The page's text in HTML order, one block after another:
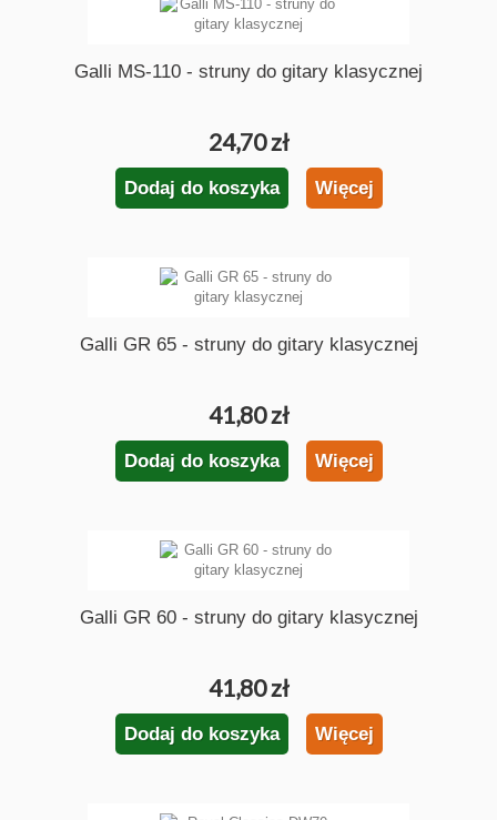
Galli MS-110 - struny do gitary klasycznej
24,70 zł
Dodaj do koszyka Więcej
Galli GR 65 - struny do gitary klasycznej
41,80 zł
Dodaj do koszyka Więcej
Galli GR 60 - struny do gitary klasycznej
41,80 zł
Dodaj do koszyka Więcej